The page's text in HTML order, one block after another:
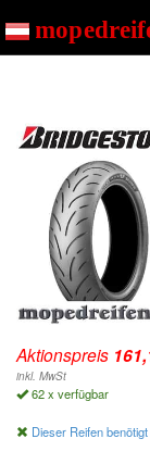
T 33 R
Aktionspreis
inkl. MwSt
62 x verfügbar
Dieser Reifen benötigt